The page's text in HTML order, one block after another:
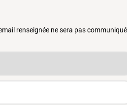
renseignée ne sera pas